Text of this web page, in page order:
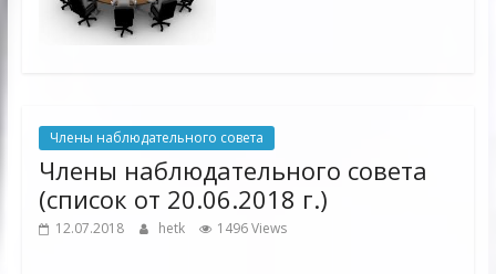
Члены наблюдательного совета
Члены наблюдательного совета
(список от 20.06.2018 г.)
12.07.2018 hetk 1496 Views